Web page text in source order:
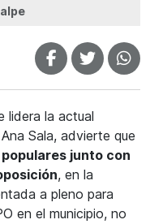
lidera la actual
Sala, advierte que
junto con
, en la
a pleno para
en el municipio, no